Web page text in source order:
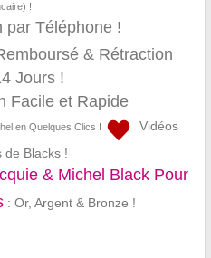
!
par Téléphone !
& Rétraction
Jours !
Facile et Rapide
en Quelques Clics !
Vidéos
de Blacks !
& Michel Black Pour
: Or, Argent & Bronze !